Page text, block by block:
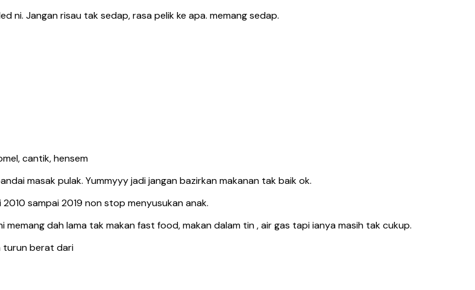
ni. Jangan risau tak sedap, rasa pelik ke apa. memang sedap.
cantik, hensem
masak pulak. Yummyyy jadi jangan bazirkan makanan tak baik ok.
sampai 2019 non stop menyusukan anak.
memang dah lama tak makan fast food, makan dalam tin , air gas tapi ianya masih tak cukup.
turun berat dari